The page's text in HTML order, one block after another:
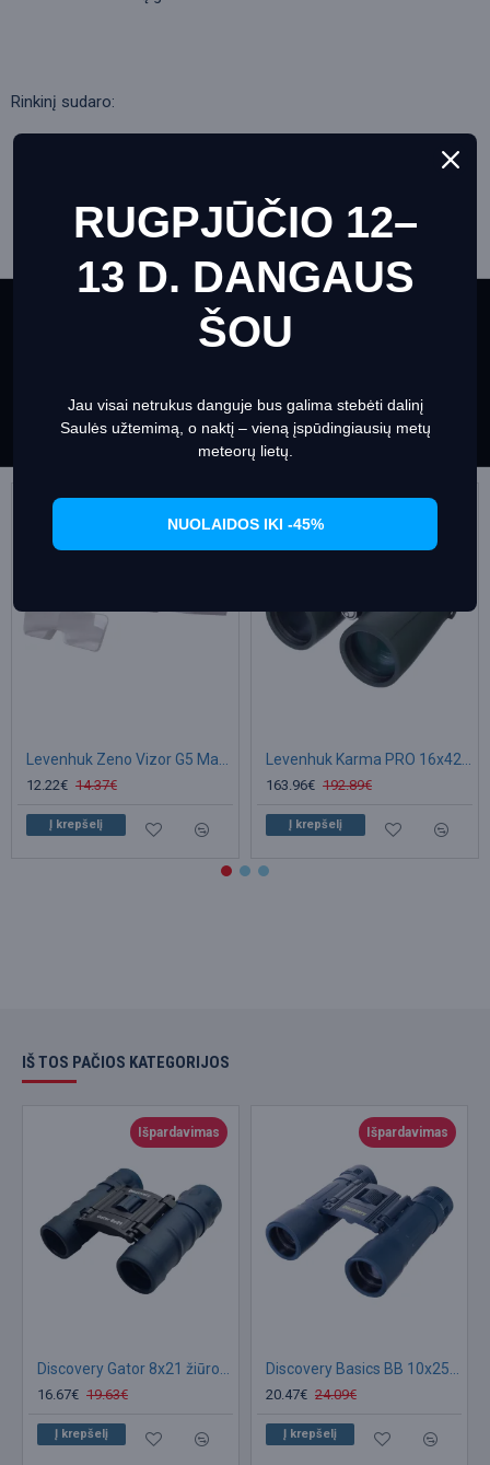
This website uses cookies to ensure you get the best
Set Prefrences Allow Cookies
Rinkinį sudaro:
Krepšelis
PEOPLE ALSO BOUGHT
12.22€ 14.37€
Į krepšelį
Išpardavimas
163.96€ 192.89€
Į krepšelį
IŠ TOS PAČIOS KATEGORIJOS
Išpardavimas
16.67€ 19.63€
Į krepšelį
Išpardavimas
20.47€ 24.09€
Į krepšelį
RUGPJŪČIO 12–
13 D. DANGAUS
ŠOU
Jau visai netrukus danguje bus galima stebėti dalinį
Saulės užtemimą, o naktį – vieną įspūdingiausių metų
meteorų lietų.
NUOLAIDOS IKI -45%